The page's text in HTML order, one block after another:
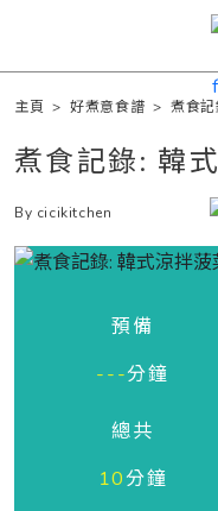
主頁 >好煮意食譜 >煮食
煮食記錄: 韓
By cicikitchen
預備
---分鐘
總共
10分鐘